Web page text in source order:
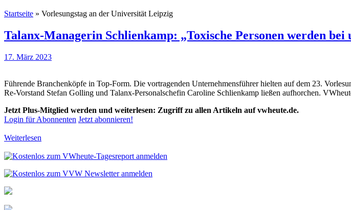
Startseite » Vorlesungstag an der Universität Leipzig
Talanx-Managerin Schlienkamp: „Toxische Personen werden
17. März 2023
Führende Branchenköpfe in Top-Form. Die vortragenden Unternehmensführer hielten auf dem 23.
Re-Vorstand Stefan Golling und Talanx-Personalschefin Caroline Schlienkamp ließen aufhorchen.
Jetzt Plus-Mitglied werden und weiterlesen: Zugriff zu allen Artikeln auf vwheute.de.
Login für Abonnenten Jetzt abonnieren!
Weiterlesen